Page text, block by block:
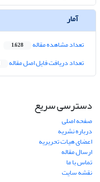
آمار
تعداد مشاهده مقاله 1,628
تعداد دریافت فایل اصل مقاله
دسترسی سریع
صفحه اصلی
درباره نشریه
اعضای هیات تحریریه
ارسال مقاله
تماس با ما
نقشه سایت